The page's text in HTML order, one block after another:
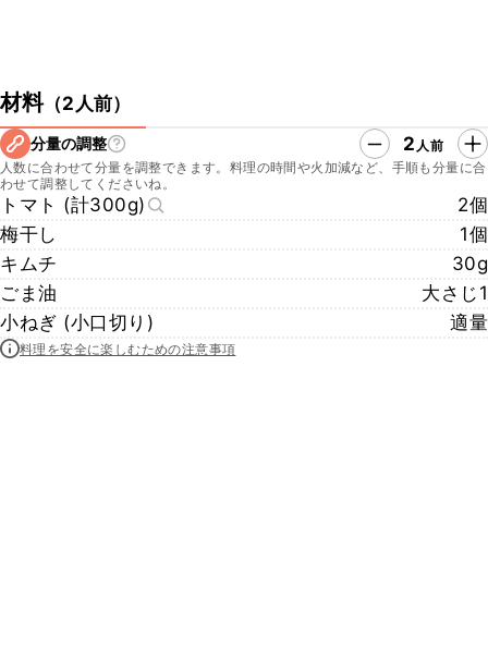
材料（2人前）
分量の調整 2 人前
人数に合わせて分量を調整できます。料理の時間や火加減など、手順も分量に合
わせて調整してくださいね。
トマト (計300g)
2個
梅干し
1個
キムチ
30g
ごま油
大さじ1
小ねぎ (小口切り)
適量
料理を安全に楽しむための注意事項